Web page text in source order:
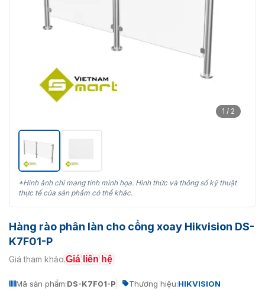
1 / 2
*Hình ảnh chỉ mang tính minh họa. Hình thức và thông số kỹ thuật
thực tế của sản phẩm có thể khác.
Hàng rào phân làn cho cổng xoay Hikvision DS-
K7F01-P
Giá tham khảo:Giá liên hệ
Mã sản phẩm:DS-K7F01-P Thương hiệu:HIKVISION